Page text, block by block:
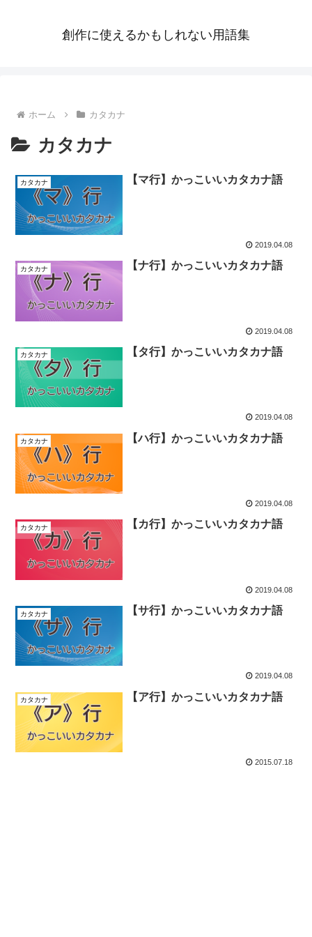
創作に使えるかもしれない用語集
ホーム カタカナ
カタカナ
カタカナ 【マ行】かっこいいカタカナ語
2019.04.08
カタカナ 【ナ行】かっこいいカタカナ語
2019.04.08
カタカナ 【タ行】かっこいいカタカナ語
2019.04.08
カタカナ 【ハ行】かっこいいカタカナ語
2019.04.08
カタカナ 【カ行】かっこいいカタカナ語
2019.04.08
カタカナ 【サ行】かっこいいカタカナ語
2019.04.08
カタカナ 【ア行】かっこいいカタカナ語
2015.07.18